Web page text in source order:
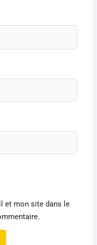
et mon site dans le